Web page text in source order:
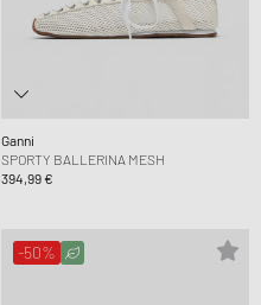
Ganni
SPORTY BALLERINA MESH
394,99 €
-50%